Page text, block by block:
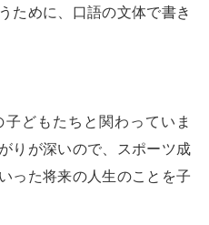
ために、口語の文体で書き
どもたちと関わっていま
りが深いので、スポーツ成
った将来の人生のことを子